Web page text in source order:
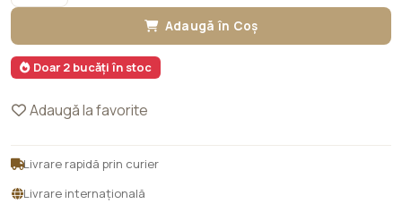
Adaugă în Coș
Doar 2 bucăți în stoc
Adaugă la favorite
Livrare rapidă prin curier
Livrare internațională